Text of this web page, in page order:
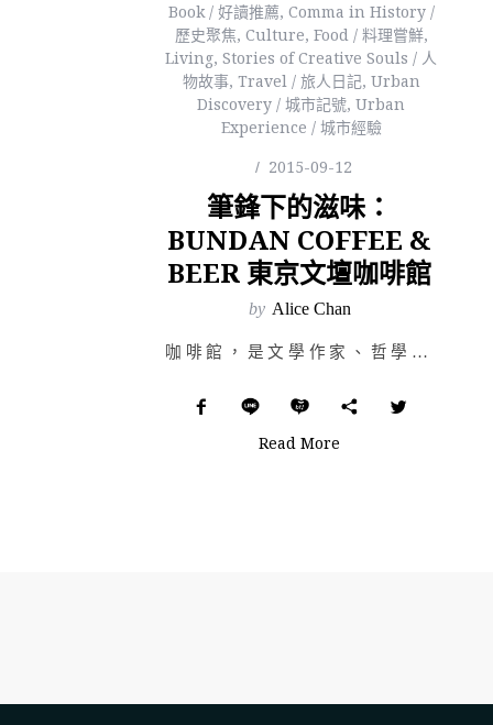
Book / 好讀推薦, Comma in History /
歷史聚焦, Culture, Food / 料理嘗鮮,
Living, Stories of Creative Souls / 人
物故事, Travel / 旅人日記, Urban
Discovery / 城市記號, Urban
Experience / 城市經驗
2015-09-12
筆鋒下的滋味：
BUNDAN COFFEE &
BEER 東京文壇咖啡館
by Alice Chan
咖啡館，是文學作家、哲學思想家們振筆疾書的書桌與編輯台，一根菸配上一杯咖啡，煙霧夾帶著香氣，文人們的…
Read More